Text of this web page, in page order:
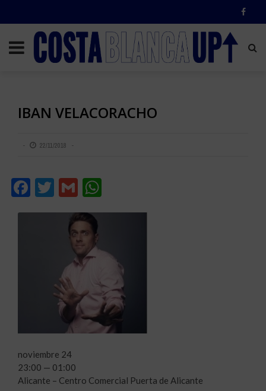
IBAN VELACORACHO
22/11/2018
Facebook
Twitter
Gmail
noviembre 24
23:00 — 01:00
Alicante – Centro Comercial Puerta de Alicante